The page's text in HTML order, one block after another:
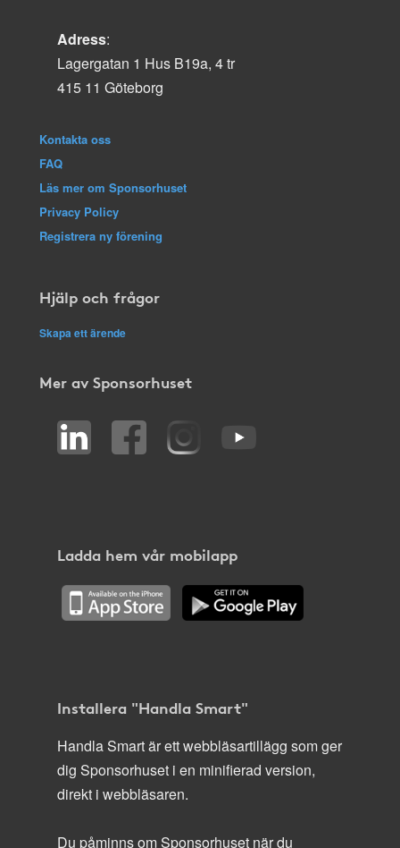
Adress:
Lagergatan 1 Hus B19a, 4 tr
415 11 Göteborg
Kontakta oss
FAQ
Läs mer om Sponsorhuset
Privacy Policy
Registrera ny förening
Hjälp och frågor
Skapa ett ärende
Mer av Sponsorhuset
Ladda hem vår mobilapp
Installera "Handla Smart"
Handla Smart är ett webbläsartillägg som ger
dig Sponsorhuset i en minifierad version,
direkt i webbläsaren.
Du påminns om Sponsorhuset när du